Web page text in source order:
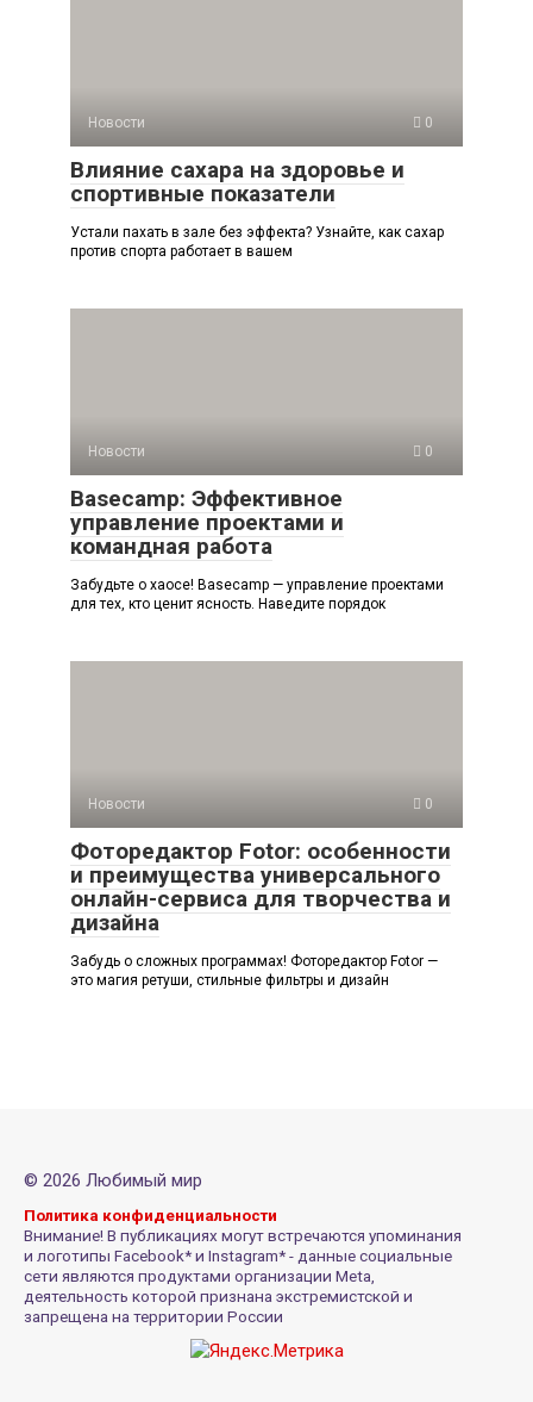
Новости 0
Влияние сахара на здоровье и
спортивные показатели
Устали пахать в зале без эффекта? Узнайте, как сахар
против спорта работает в вашем
Новости 0
Basecamp: Эффективное
управление проектами и
командная работа
Забудьте о хаосе! Basecamp — управление проектами
для тех, кто ценит ясность. Наведите порядок
Новости 0
Фоторедактор Fotor: особенности
и преимущества универсального
онлайн-сервиса для творчества и
дизайна
Забудь о сложных программах! Фоторедактор Fotor —
это магия ретуши, стильные фильтры и дизайн
© 2026 Любимый мир
Политика конфиденциальности
Внимание! В публикациях могут встречаются упоминания
и логотипы Facebook* и Instagram* - данные социальные
сети являются продуктами организации Meta,
деятельность которой признана экстремистской и
запрещена на территории России